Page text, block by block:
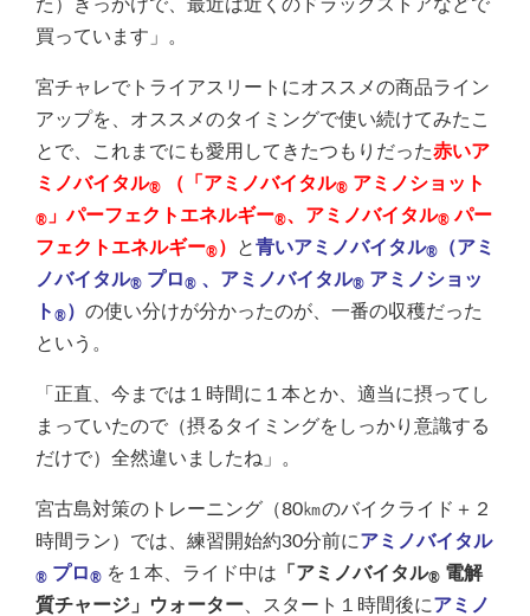
た）きっかけで、最近は近くのドラッグストアなどで
買っています」。
宮チャレでトライアスリートにオススメの商品ライン
アップを、オススメのタイミングで使い続けてみたこ
とで、これまでにも愛用してきたつもりだった赤いア
ミノバイタル® （ 「アミノバイタル® アミノショット
® 」パーフェクトエネルギー®、 アミノバイタル® パー
フェクトエネルギー®） と青いアミノバイタル® （アミ
ノバイタル® プロ® 、 アミノバイタル® アミノショッ
ト ®） の使い分けが分かったのが、一番の収穫だった
という。
「正直、今までは１時間に１本とか、適当に摂ってし
まっていたので（摂るタイミングをしっかり意識する
だけで）全然違いましたね」。
宮古島対策のトレーニング（80㎞のバイクライド＋２
時間ラン）では、練習開始約30分前にアミノバイタル
® プロ® を１本、ライド中は 「アミノバイタル® 電解
質チャージ」ウォーター 、スタート１時間後にアミノ